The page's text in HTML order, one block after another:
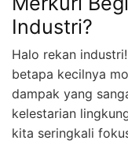
Industri?
Halo rekan
betapa kecilnya
dampak yang
kelestarian
kita seringkali